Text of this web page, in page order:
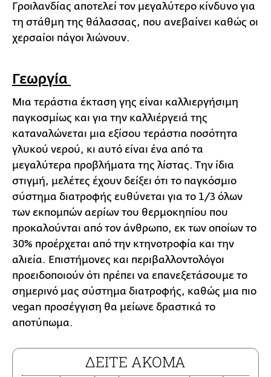
Γροιλανδίας αποτελεί τον μεγαλύτερο κίνδυνο για
τη στάθμη της θάλασσας, που ανεβαίνει καθώς οι
χερσαίοι πάγοι λιώνουν.
Γεωργία
Μια τεράστια έκταση γης είναι καλλιεργήσιμη
παγκοσμίως και για την καλλιέργειά της
καταναλώνεται μια εξίσου τεράστια ποσότητα
γλυκού νερού, κι αυτό είναι ένα από τα
μεγαλύτερα προβλήματα της λίστας. Την ίδια
στιγμή, μελέτες έχουν δείξει ότι το παγκόσμιο
σύστημα διατροφής ευθύνεται για το 1/3 όλων
των εκπομπών αερίων του θερμοκηπίου που
προκαλούνται από τον άνθρωπο, εκ των οποίων το
30% προέρχεται από την κτηνοτροφία και την
αλιεία. Επιστήμονες και περιβαλλοντολόγοι
προειδοποιούν ότι πρέπει να επανεξετάσουμε το
σημερινό μας σύστημα διατροφής, καθώς μια πιο
vegan προσέγγιση θα μείωνε δραστικά το
αποτύπωμα.
ΔΕΙΤΕ ΑΚΟΜΑ